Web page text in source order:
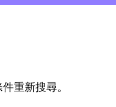
重新搜尋。